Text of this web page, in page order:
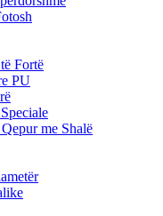
Fortë
PU
me Shalë